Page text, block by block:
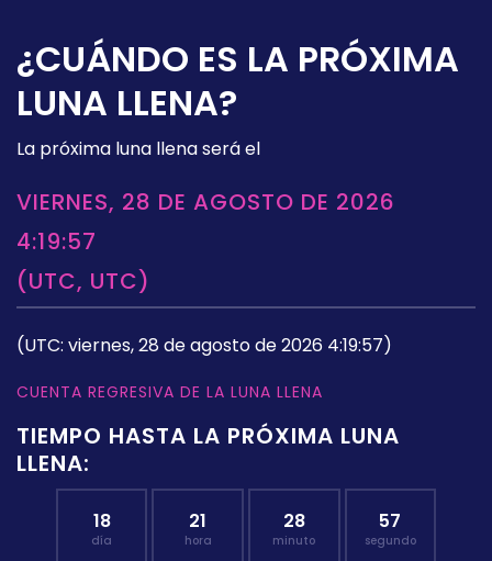
¿CUÁNDO ES LA PRÓXIMA
LUNA LLENA?
La próxima luna llena será el
VIERNES, 28 DE AGOSTO DE 2026
4:19:57
(UTC, UTC)
(UTC: viernes, 28 de agosto de 2026 4:19:57)
CUENTA REGRESIVA DE LA LUNA LLENA
TIEMPO HASTA LA PRÓXIMA LUNA
LLENA:
18
día
21
hora
28
minuto
56
segundo